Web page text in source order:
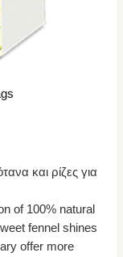
και ρίζες για
of 100% natural
fennel shines
offer more